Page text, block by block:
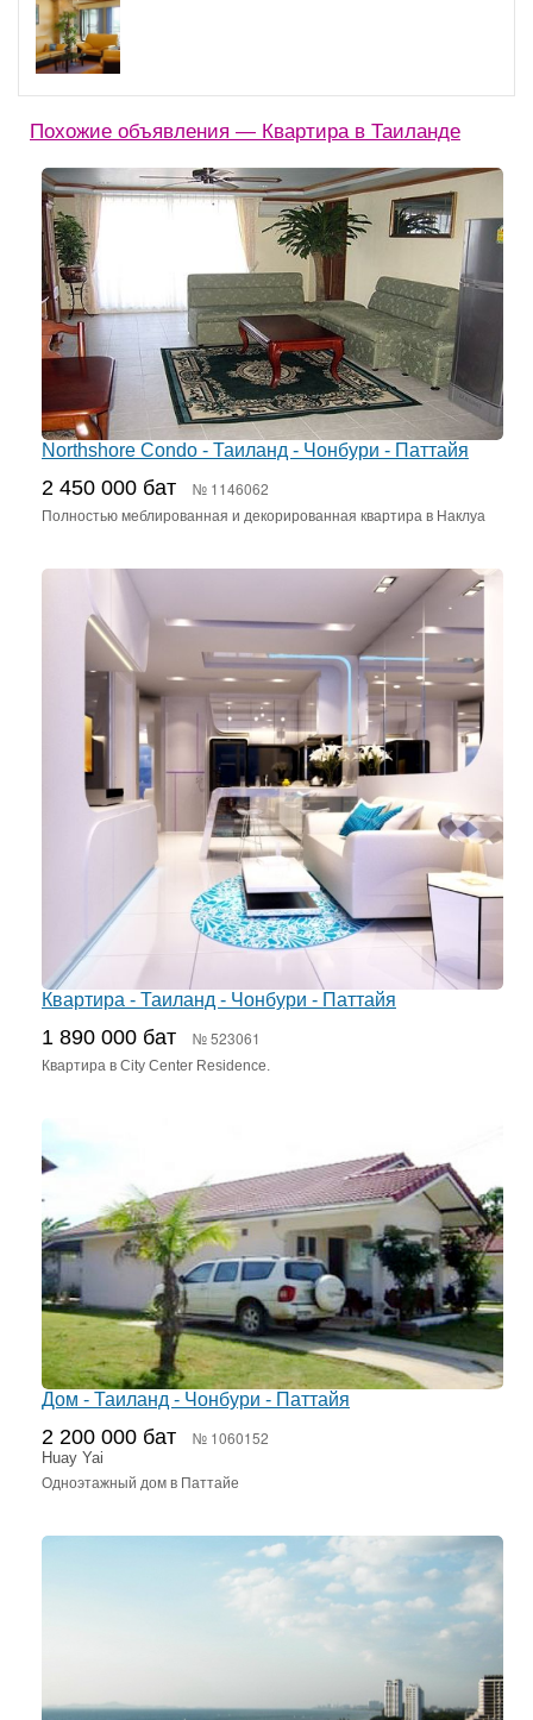
Похожие объявления — Квартира в Таиланде
Northshore Condo - Таиланд - Чонбури - Паттайя
2 450 000 бат № 1146062
Полностью меблированная и декорированная квартира в Наклуа
Квартира - Таиланд - Чонбури - Паттайя
1 890 000 бат № 523061
Квартира в City Center Residence.
Дом - Таиланд - Чонбури - Паттайя
2 200 000 бат № 1060152
Huay Yai
Одноэтажный дом в Паттайе